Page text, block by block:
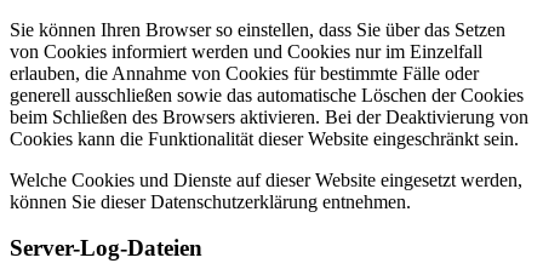
Sie können Ihren Browser so einstellen, dass Sie über das Setzen
von Cookies informiert werden und Cookies nur im Einzelfall
erlauben, die Annahme von Cookies für bestimmte Fälle oder
generell ausschließen sowie das automatische Löschen der Cookies
beim Schließen des Browsers aktivieren. Bei der Deaktivierung von
Cookies kann die Funktionalität dieser Website eingeschränkt sein.
Welche Cookies und Dienste auf dieser Website eingesetzt werden,
können Sie dieser Datenschutzerklärung entnehmen.
Server-Log-Dateien